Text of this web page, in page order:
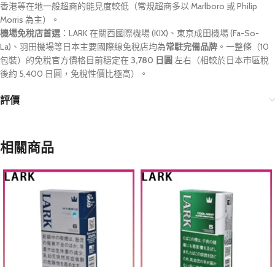
香港等在地一般超商的能見度較低（常規超商多以 Marlboro 或 Philip
Morris 為主）。
機場免稅店首選 ：LARK 在關西國際機場 (KIX) 、 東京成田機場 (Fa-So-
La) 、羽田機場等日本主要國際線免稅店均為常駐完備品牌 。一整條（10
包裝）的免稅官方價格目前穩定在 3,780 日圓 左右（相較於日本市區稅
後約 5,400 日圓，免稅性價比極高）。
評價
相關商品